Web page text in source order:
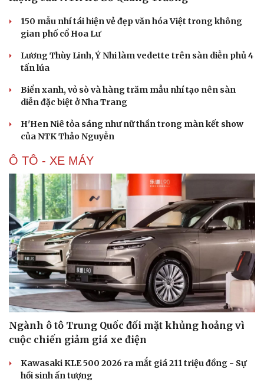
150 mẫu nhí tái hiện vẻ đẹp văn hóa Việt trong không
gian phố cổ Hoa Lư
Lương Thùy Linh, Ý Nhi làm vedette trên sàn diễn phủ 4
tấn lúa
Biển xanh, vỏ sò và hàng trăm mẫu nhí tạo nên sàn
diễn đặc biệt ở Nha Trang
H'Hen Niê tỏa sáng như nữ thần trong màn kết show
của NTK Thảo Nguyễn
Ô TÔ - XE MÁY
Ngành ô tô Trung Quốc đối mặt khủng hoảng vì
cuộc chiến giảm giá xe điện
Kawasaki KLE 500 2026 ra mắt giá 211 triệu đồng - Sự
hồi sinh ấn tượng